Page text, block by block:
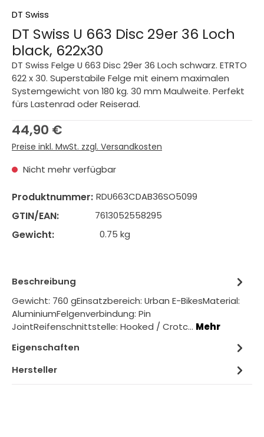
DT Swiss
DT Swiss U 663 Disc 29er 36 Loch
black, 622x30
DT Swiss Felge U 663 Disc 29er 36 Loch schwarz. ETRTO
622 x 30. Superstabile Felge mit einem maximalen
Systemgewicht von 180 kg. 30 mm Maulweite. Perfekt
fürs Lastenrad oder Reiserad.
Regulärer Preis:
44,90 €
Preise inkl. MwSt. zzgl. Versandkosten
Nicht mehr verfügbar
Produktnummer: RDU663CDAB36SO5099
GTIN/EAN: 7613052558295
Gewicht: 0.75 kg
Beschreibung
Gewicht: 760 gEinsatzbereich: Urban E-BikesMaterial:
AluminiumFelgenverbindung: Pin
JointReifenschnittstelle: Hooked / Crotc… Mehr
Eigenschaften
Hersteller